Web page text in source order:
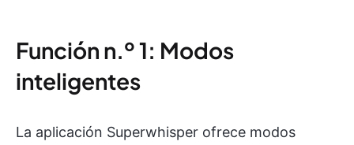
Función n.º 1: Modos
inteligentes
La aplicación Superwhisper ofrece modos